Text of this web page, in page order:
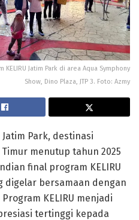
Jatim Park di area Aqua Symphony
Show, Dino Plaza, JTP 3. Foto: Azmy
Park, destinasi
menutup tahun 2025
final program KELIRU
digelar bersamaan dengan
KELIRU menjadi
tertinggi kepada